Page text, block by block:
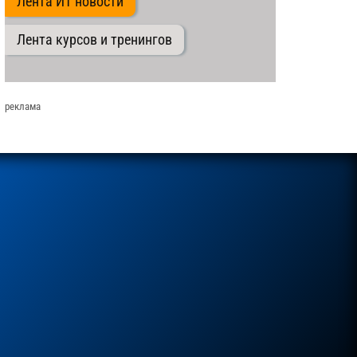
Лента курсов и тренингов
реклама